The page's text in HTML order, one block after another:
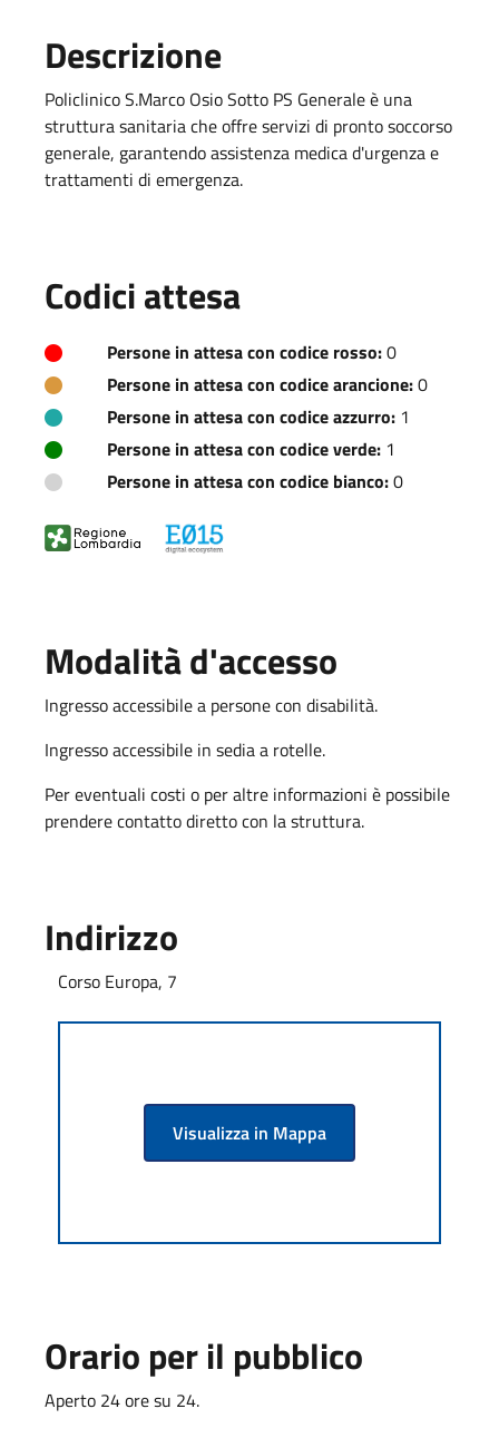
Descrizione
Policlinico S.Marco Osio Sotto PS Generale è una
struttura sanitaria che offre servizi di pronto soccorso
generale, garantendo assistenza medica d'urgenza e
trattamenti di emergenza.
Codici attesa
Persone in attesa con codice rosso:0
Persone in attesa con codice arancione:0
Persone in attesa con codice azzurro: 1
Persone in attesa con codice verde: 1
Persone in attesa con codice bianco:0
Modalità d'accesso
Ingresso accessibile a persone con disabilità.
Ingresso accessibile in sedia a rotelle.
Per eventuali costi o per altre informazioni è possibile
prendere contatto diretto con la struttura.
Indirizzo
Corso Europa, 7
Visualizza in Mappa
Orario per il pubblico
Aperto 24 ore su 24.